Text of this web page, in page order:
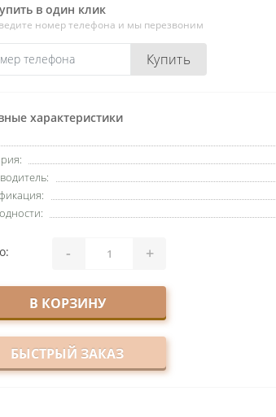
в один клик
номер телефона и мы перезвоним
Купить
характеристики
- +
В КОРЗИНУ
БЫСТРЫЙ ЗАКАЗ